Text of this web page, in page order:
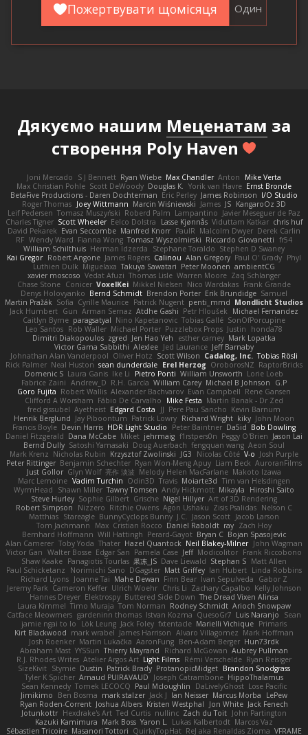
Пожертвувати щомісяця Один
Дякуємо нашим Меценатам за
створення Poly Haven
Joni Mercado S J Bennett Ryan Wiebe Max Chandler Anton
Mike Verta
Max Christian Pohle Scott DeWoody Douglas K. Yorik van Havre Ernst Bronde
BetaFive Productions - Daren Dochterman Eric Perley James Robinson I/O Studio
Roger Thomas Joey Wittmann Marcin Wiśniewski James JS KangaroOz 3D
Leif Pedersen Tomasz Muszyński Roberd Palm Lampantino Javier Meseguer de Paz
Charles Tigner Scott Wheeler Eelco Dolstra Lasse Kjønnås Viduttam Katkar chris huf
David Pekarek Evan Seccombe Manfred Knorr PaulR Malcolm Dwyer Derek Carlin
RF Wendy Ward Fianna Wong Tomasz Wyszolmirski Riccardo Giovanetti fr54
William Schilthuis Herman Idzerda Stephane Toraldo Stephen D Swaney
Kai Gregor Robert Angone James Rogers Calinou Alan Gregory Paul O' Grady Phyl
Luthien Dulk Miguelaxa Takuya Sawatari Peter Moonen ambientCG
xavier moscoso Vedat Afuzi Thomas Lisle Warren Moore Zaq Schlanger
Chase Stone Conicer VoxelKei Mikkel Nielsen Nico Wardakas Frank Grande
Denys Holovyanko Bernd Schmidt Brendon Porter Erik Brundidge Samuel
Martin Pražák Sofia Cyrille Maurice Patrick Nugent penti_mmd Mondlicht Studios
Jack Humbert Gun Arman Sernaz Atdhe Gashi Petr Hloušek
Michael Fernandez
Caitlyn Byrne paragsatyal Nino Kapetanovic Tobias Gallé SonOfPorcupine
Leo Santos Rob Waller Michael Porter Puzzlebox Props Justin
honda78
Dimitri Diakopoulos zgred Jen Hao Yeh esther carney Mark Lopatka
Victor Gama Sabbithi Alexlee Jed Laurance Jeff Barnaby
Johnathan Alan Vanderpool Oliver Hotz Scott Wilson Cadalog, Inc. Tobias Rösli
Rick Palmer Neal Huston sean dunderdale Erel Herzog OroborosNZ RaptorBricks
Domenic S Laura Ganis Ike Li Pietro Ponti William Unsworth Lorie Loeb
Fabrice Zaini Andrew_D R.H. García William Carey Michael B Johnson
G.P
Goro Fujita Robert Wallis Alexander Bachvarov Evan Campbell Rene Gansen
Clifford A Worsham Fábio De Carvalho Mike Festa Martin Banak - Dr Zed
fred gissubel Ayetheist Edgard Costa JJ Pere Pau Sancho Kevin Barnum
Henrik Berglund Jay Piboontum Patrick Lowry Richard Wright kiky John Moon
Francis Boyle Devin Harris HDR Light Studio Peter Baintner Da5id Bob Dowling
Daniel Fitzgerald Dana McCabe Miket jehrmaig f1rstpers0n Peggy O'Brien Jason Lai
Bernd Dully Satoshi Yamasaki Doug Auerbach fengquan wang Aeon Soul
Mark Krenz Nicholas Rubin Krzysztof Zwolinski JG3 Nicolas Côté V-o Josh Purple
Peter Rittinger Benjamin Schechter Ryan Won-Meng Apuy Liam Beck AuroranFilms
Just Gollor Glyn Wolf 亮作 淡波 Melody Helen MacFarlane Makoto Izawa
Marc Lemoine Vadim Turchin Odin3D Travis Moiarte3d Tim van Helsdingen
WyrmHead
Shawn Miller Tawny Tomsen Andy Hickmott Mikayla
Hiroshi Saito
Steve Hurley Sophie Gilbert Grische Nigel Hillyer Art of 3D Rendering
Robert Simpson
Nizzero Ritchie Owens Agon Ushaku Zisis Psalidas Nelson C
Matthias Stareagle BunnyCyclops Bunny J.C. Jason Scott Jacob Larson
Tom Jachmann
Max Cristian Rocco Daniel Raboldt ray Zach Hoy
Bernhard Hoffmann Will Hattingh Perard-Gayot Bryan C Bojan Spasojevic
Alan Camerer Toby Yoda Thater Hazel Quantock Neil Blakey-Milner John Wagman
Victor Gan Walter Bosse Edgar San Pamela Case Jeff Modicolitor Frank Riccobono
Shaw Kaake Panagiotis Tourlas 果冻_JS Dave Liewald Stephan S Matt Allen
Paul Schicketanz
Norimichi Sano DGagster Matt Griffey Ian Hubert Linda Robbins
Richard Lyons Joanne Tai Mahe Dewan Finn Bear Ivan Sepulveda
Gabor Z
Jeremy Park Cameron Keffer Ulrich Woehr Chris Li Zachary Capalbo Kelly Johnson
Hannes Dreyer Elektrospy Buttered Side Down The Dread Vixen Alinsa
Laura Kimmel Timo Muraja Tom Norman Rodney Schmidt Arioch Snowpaw
Catface Meowmers gardeninn thomas Istvan Kozma QuesoGr7 Luis Naranjo
Sean
jamie ngai to lo
Lök Leung Jack Foley fxtentacle Marielli Vichique Primaris
Kirt Blackwood mark wrabel James Harrison Alvaro Villagomez Mark Hoffman
Josh Roenker Martin Lukačka AaronFung Ben-Adam Berger Hun73rdk
Abraham Mast YYSSun Thierry Mayrand Richard McGowan Aubrey Pullman
R.J. Rhodes Writes Atelier Argos Art Light Films Rémi Verschelde Ryan Reisiger
SizeKivit Stymie Dustin Patrick Brady ProtanopicMidget Brandon Snodgrass
Tyler K Spicher Arnaud PUIRAVAUD Joseph Catrambone HippoThalamus
Sean Kennedy Tomek LECOCQ Paul Mcloughlin DaLivelyGhost Lose Pacific
Jimikimo
Ben Bosma mark stalzer Jack J Ian Neisser Marcus Morba
LePew
Ryan Roden-Corrent Joshua Albers Kristen Westphal Jon White Jack Fenech
Jotunkottr Hexdrake's Art Ted Curtis nullinc Zach du Toit John Partington
Kazuki Kamimura Mark Boss Yaron L. Lukas Kalbertodt Marcos Vaz
Sébastien Tricoire Masanori Tottori QuirkyTopHat ReJ aka Renaldas Zioma VFRAME